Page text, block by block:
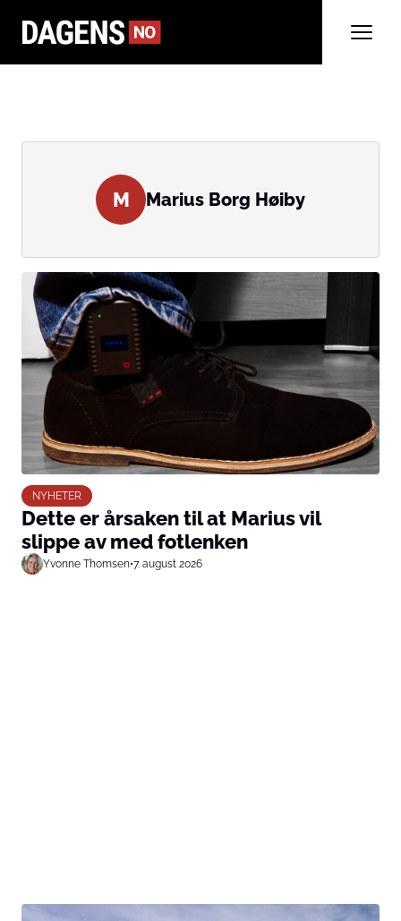
M Marius Borg Høiby
NYHETER
Dette er årsaken til at Marius vil
slippe av med fotlenken
Yvonne Thomsen•7. august 2026